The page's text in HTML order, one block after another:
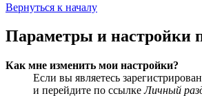
Вернуться к началу
Параметры и настройки
Как мне изменить мои настройки?
Если вы являетесь
и перейдите по ссылкеЛичный